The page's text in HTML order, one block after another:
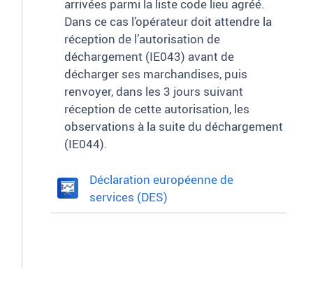
arrivées parmi la liste code lieu agréé.
Dans ce cas l’opérateur doit attendre la
réception de l’autorisation de
déchargement (IE043) avant de
décharger ses marchandises, puis
renvoyer, dans les 3 jours suivant
réception de cette autorisation, les
observations à la suite du déchargement
(IE044).
Déclaration européenne de
services (DES)